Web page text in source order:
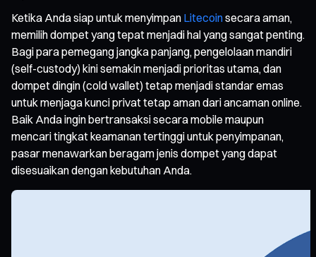
Ketika Anda siap untuk menyimpan Litecoinsecara aman,
memilih dompet yang tepat menjadi hal yang sangat penting.
Bagi para pemegang jangka panjang, pengelolaan mandiri
(self-custody) kini semakin menjadi prioritas utama, dan
dompet dingin (cold wallet) tetap menjadi standar emas
untuk menjaga kunci privat tetap aman dari ancaman online.
Baik Anda ingin bertransaksi secara mobile maupun
mencari tingkat keamanan tertinggi untuk penyimpanan,
pasar menawarkan beragam jenis dompet yang dapat
disesuaikan dengan kebutuhan Anda.